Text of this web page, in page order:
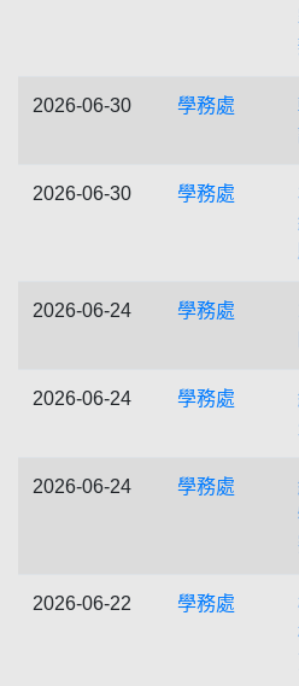
2026-06-30 學務處
2026-06-30 學務處
2026-06-24 學務處
2026-06-24 學務處
2026-06-24 學務處
2026-06-22 學務處